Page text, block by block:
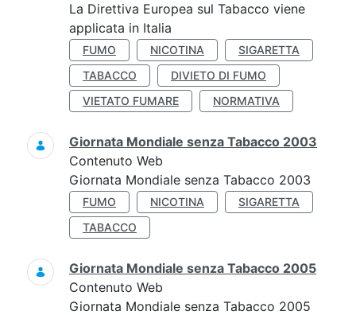
La Direttiva Europea sul Tabacco viene
applicata in Italia
FUMO NICOTINA
SIGARETTA
TABACCO
DIVIETO DI FUMO
VIETATO FUMARE
NORMATIVA
Giornata Mondiale senza Tabacco 2003
Contenuto Web
Giornata Mondiale senza Tabacco 2003
FUMO NICOTINA
SIGARETTA
TABACCO
Giornata Mondiale senza Tabacco 2005
Contenuto Web
Giornata Mondiale senza Tabacco 2005